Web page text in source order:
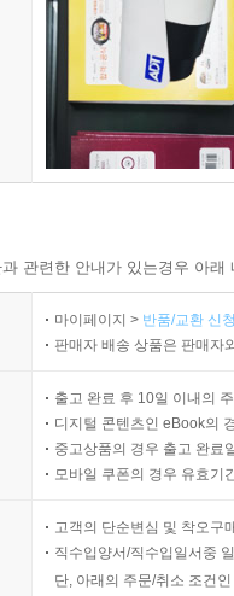
관련한 안내가 있는경우 아
마이페이지 > 반품/교환 신
판매자 배송 상품은 판매자
출고 완료 후 10일 이내의
디지털 콘텐츠인 eBook의
중고상품의 경우 출고 완료
모바일 쿠폰의 경우 유효기
고객의 단순변심 및 착오구
직수입양서/직수입일서중
단, 아래의 주문/취소 조건